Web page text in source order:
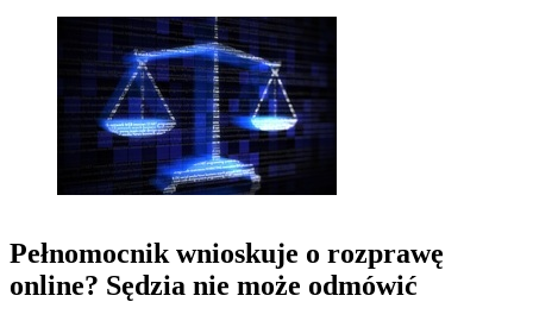
Pełnomocnik wnioskuje o rozprawę
online? Sędzia nie może odmówić